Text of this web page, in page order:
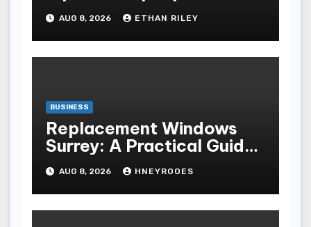
Odds Instantly
AUG 8, 2026 ETHAN RILEY
BUSINESS
Replacement Windows
Surrey: A Practical Guide
to Choosing Better Home
Windows
AUG 8, 2026 HNEYROOES